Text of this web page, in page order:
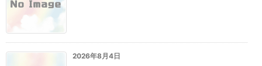
2026年8月4日